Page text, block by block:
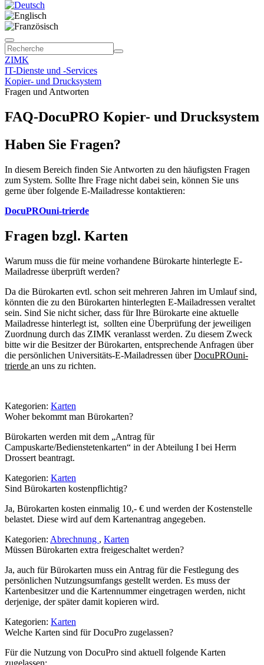
ZIMK
IT-Dienste und -Services
Kopier- und Drucksystem
Fragen und Antworten
FAQ-DocuPRO Kopier- und Drucksystem
Haben Sie Fragen?
In diesem Bereich finden Sie Antworten zu den häufigsten Fragen
zum System. Sollte Ihre Frage nicht dabei sein, können Sie uns
gerne über folgende E-Mailadresse kontaktieren:
DocuPROuni-trierde
Fragen bzgl. Karten
Warum muss die für meine vorhandene Bürokarte hinterlegte E-
Mailadresse überprüft werden?
Da die Bürokarten evtl. schon seit mehreren Jahren im Umlauf sind,
könnten die zu den Bürokarten hinterlegten E-Mailadressen veraltet
sein. Sind Sie nicht sicher, dass für Ihre Bürokarte eine aktuelle
Mailadresse hinterlegt ist, sollten eine Überprüfung der jeweiligen
Zuordnung durch das ZIMK veranlasst werden. Zu diesem Zweck
bitte wir die Besitzer der Bürokarten, entsprechende Anfragen über
die persönlichen Universitäts-E-Mailadressen überDocuPROuni-
trierde an uns zu richten.
Kategorien: Karten
Woher bekommt man Bürokarten?
Bürokarten werden mit dem „Antrag für
Campuskarte/Bedienstetenkarten“ in der Abteilung I bei Herrn
Drossert beantragt.
Kategorien: Karten
Sind Bürokarten kostenpflichtig?
Ja, Bürokarten kosten einmalig 10,- € und werden der Kostenstelle
belastet. Diese wird auf dem Kartenantrag angegeben.
Kategorien: Abrechnung , Karten
Müssen Bürokarten extra freigeschaltet werden?
Ja, auch für Bürokarten muss ein Antrag für die Festlegung des
persönlichen Nutzungsumfangs gestellt werden. Es muss der
Kartenbesitzer und die Kartennummer eingetragen werden, nicht
derjenige, der später damit kopieren wird.
Kategorien: Karten
Welche Karten sind für DocuPro zugelassen?
Für die Nutzung von DocuPro sind aktuell folgende Karten
zugelassen: